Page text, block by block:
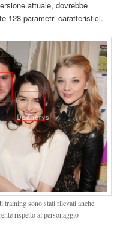
attuale, dovrebbe
128 parametri caratteristici.
training sono stati rilevati anche
rispetto al personaggio